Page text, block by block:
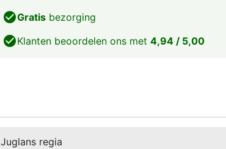
check_circleGratisbezorging
check_circleKlanten beoordelen ons met 4,94 / 5,00
Juglans regia